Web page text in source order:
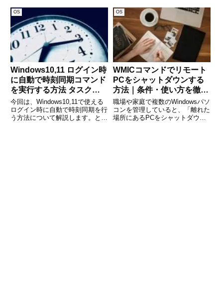
アの状態を確認したり、管理者が
システムの構成を把握するのに役
立ちます。本記事では、
PowerShell
ていますか？ 「set /p」コマンド
を活用すれば、バッチファイル内
でユーザーからの入力を取得し、
動的な処理を実行
OS
Windows10,11 ログイン時
に自動で時刻同期コマンド
を実行する方法 タスクス
ケジューラでバッチ登録
今回は、Windows10,11で使える
ログイン時に自動で時刻同期を行
う方法について解説します。とき
OS
WMICコマンドでリモート
PCをシャットダウンする
方法｜条件・使い方を徹底
解説
職場や家庭で複数のWindowsパソ
コンを管理していると、「離れた
場所にあるPCをシャットダウン